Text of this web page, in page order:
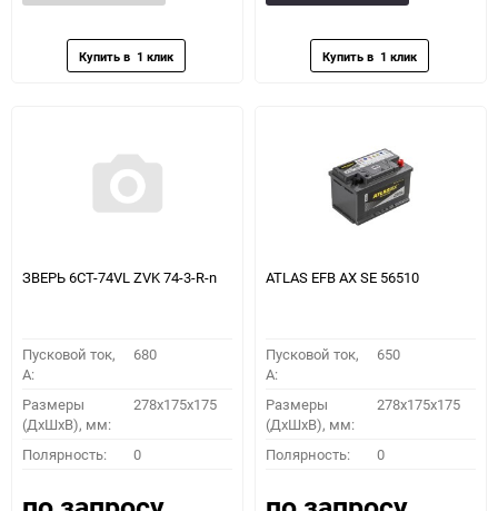
ЗВЕРЬ 6СТ-74VL ZVK 74-3-R-n
Пусковой ток,
A:
680
Размеры
(ДхШхВ), мм:
278x175x175
Полярность: 0
ATLAS EFB AX SE 56510
Пусковой ток,
A:
650
Размеры
(ДхШхВ), мм:
278x175x175
Полярность: 0